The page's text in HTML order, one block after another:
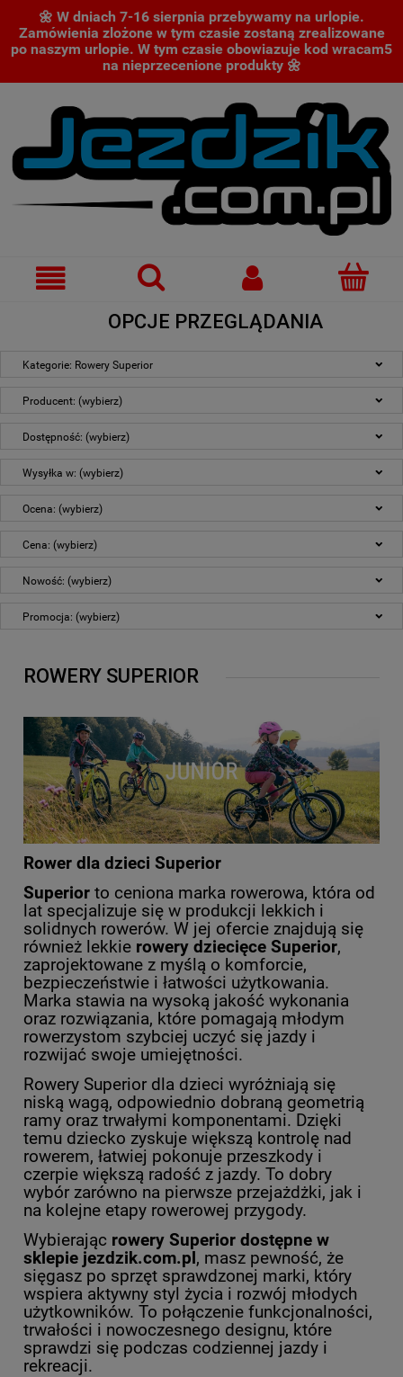
🌼 W dniach 7-16 sierpnia przebywamy na urlopie.
Zamówienia zlożone w tym czasie zostaną zrealizowane
po naszym urlopie. W tym czasie obowiazuje kod wracam5
na nieprzecenione produkty 🌼
OPCJE PRZEGLĄDANIA
Kategorie: Rowery Superior
Producent: (wybierz)
Dostępność: (wybierz)
Wysyłka w: (wybierz)
Ocena: (wybierz)
Cena: (wybierz)
Nowość: (wybierz)
Promocja: (wybierz)
ROWERY SUPERIOR
Rower dla dzieci Superior
Superior to ceniona marka rowerowa, która od
lat specjalizuje się w produkcji lekkich i
solidnych rowerów. W jej ofercie znajdują się
również lekkie rowery dziecięce Superior,
zaprojektowane z myślą o komforcie,
bezpieczeństwie i łatwości użytkowania.
Marka stawia na wysoką jakość wykonania
oraz rozwiązania, które pomagają młodym
rowerzystom szybciej uczyć się jazdy i
rozwijać swoje umiejętności.
Rowery Superior dla dzieci wyróżniają się
niską wagą, odpowiednio dobraną geometrią
ramy oraz trwałymi komponentami. Dzięki
temu dziecko zyskuje większą kontrolę nad
rowerem, łatwiej pokonuje przeszkody i
czerpie większą radość z jazdy. To dobry
wybór zarówno na pierwsze przejażdżki, jak i
na kolejne etapy rowerowej przygody.
Wybierając rowery Superior dostępne w
sklepie jezdzik.com.pl , masz pewność, że
sięgasz po sprzęt sprawdzonej marki, który
wspiera aktywny styl życia i rozwój młodych
użytkowników. To połączenie funkcjonalności,
trwałości i nowoczesnego designu, które
sprawdzi się podczas codziennej jazdy i
rekreacji.